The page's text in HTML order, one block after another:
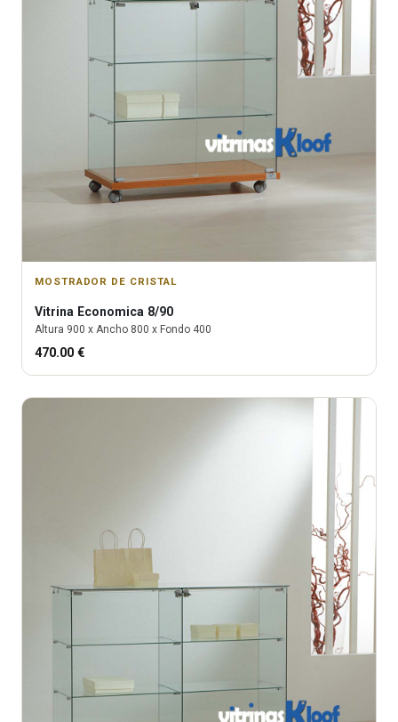
MOSTRADOR DE CRISTAL
Vitrina Economica 8/90
Altura 900 x Ancho 800 x Fondo 400
470.00 €